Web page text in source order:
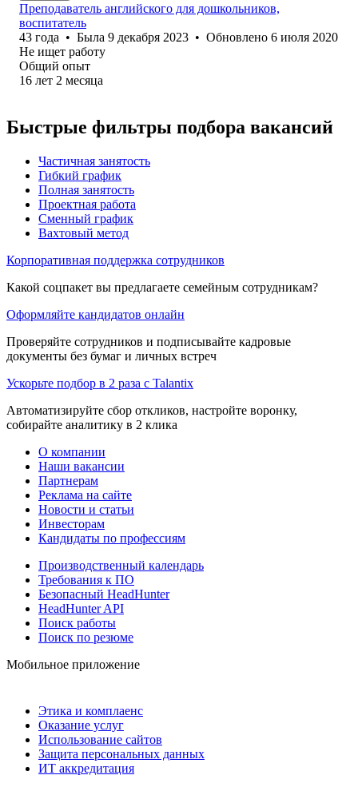
Преподаватель английского для дошкольников,
воспитатель
43 года • Была 9 декабря 2023 • Обновлено 6 июля 2020
Не ищет работу
Общий опыт
16 лет 2 месяца
Быстрые фильтры подбора вакансий
Частичная занятость
Гибкий график
Полная занятость
Проектная работа
Сменный график
Вахтовый метод
Корпоративная поддержка сотрудников
Какой соцпакет вы предлагаете семейным сотрудникам?
Оформляйте кандидатов онлайн
Проверяйте сотрудников и подписывайте кадровые
документы без бумаг и личных встреч
Ускорьте подбор в 2 раза с Talantix
Автоматизируйте сбор откликов, настройте воронку,
собирайте аналитику в 2 клика
О компании
Наши вакансии
Партнерам
Реклама на сайте
Новости и статьи
Инвесторам
Кандидаты по профессиям
Производственный календарь
Требования к ПО
Безопасный HeadHunter
HeadHunter API
Поиск работы
Поиск по резюме
Мобильное приложение
Этика и комплаенс
Оказание услуг
Использование сайтов
Защита персональных данных
ИТ аккредитация